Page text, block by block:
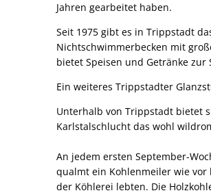
Jahren gearbeitet haben.
Seit 1975 gibt es in Trippstadt
Nichtschwimmerbecken mit
bietet Speisen und Getränke zur
Ein weiteres Trippstadter
Unterhalb von Trippstadt bietet
Karlstalschlucht das wohl
An jedem ersten September-
qualmt ein Kohlenmeiler wie
der Köhlerei lebten. Die